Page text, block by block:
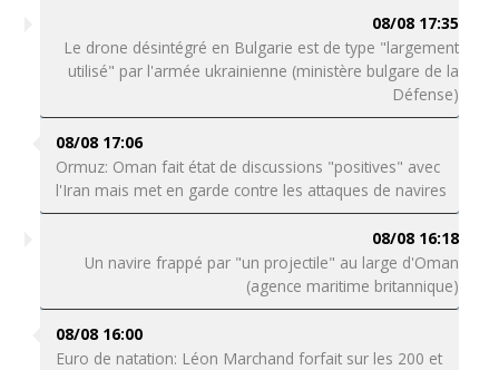
08/08 17:35
Le drone désintégré en Bulgarie est de type "largement
utilisé" par l'armée ukrainienne (ministère bulgare de la
Défense)
08/08 17:06
Ormuz: Oman fait état de discussions "positives" avec
l'Iran mais met en garde contre les attaques de navires
08/08 16:18
Un navire frappé par "un projectile" au large d'Oman
(agence maritime britannique)
08/08 16:00
Euro de natation: Léon Marchand forfait sur les 200 et